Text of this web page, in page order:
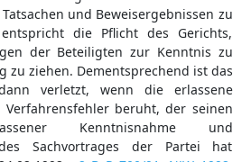
und Beweisergebnissen zu
die Pflicht des Gerichts,
der Beteiligten zur Kenntnis zu
zu ziehen. Dementsprechend ist das
verletzt, wenn die erlassene
beruht, der seinen
Kenntnisnahme und
Sachvortrages der Partei hat